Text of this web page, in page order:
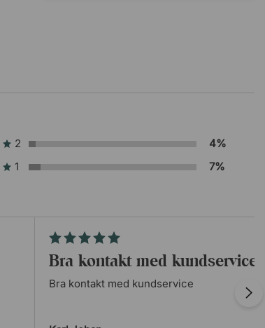
2
4%
1
7%
Bra kontakt med kundservice
Bra kontakt med kundservice